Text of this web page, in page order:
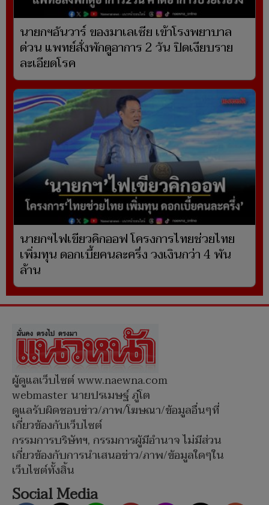
นายกฯอันวาร์ ของมาเลเซีย เข้าโรงพยาบาล
ด่วน แพทย์สั่งพักดูอาการ 2 วัน ปิดเงียบราย
ละเอียดโรค
นายกฯไฟเขียวคิกออฟ โครงการไทยช่วยไทย
เพิ่มทุน ดอกเบี้ยคนละครึ่ง วงเงินกว่า 4 พัน
ล้าน
ผู้ดูแลเว็บไซต์ www.naewna.com
webmaster นายปรเมษฐ์ ภู่โต
ดูแลรับผิดชอบข่าว/ภาพ/โฆษณา/ข้อมูลอื่นๆที่
เกี่ยวข้องกับเว็บไซต์
กรรมการบริษัทฯ, กรรมการผู้มีอำนาจ ไม่มีส่วน
เกี่ยวข้องกับการนำเสนอข่าว/ภาพ/ข้อมูลใดๆใน
เว็บไซต์ทั้งสิ้น
Social Media